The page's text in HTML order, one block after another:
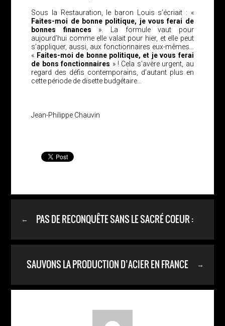
Sous la Restauration, le baron Louis s’écriait : «
Faites-moi de bonne politique, je vous ferai de
bonnes finances ». La formule vaut pour
aujourd’hui comme elle valait pour hier, et elle peut
s’appliquer, aussi, aux fonctionnaires eux-mêmes…
« Faites-moi de bonne politique, et je vous ferai
de bons fonctionnaires » ! Cela s’avère urgent, au
regard des défis contemporains, d’autant plus en
cette période de disette budgétaire…
Jean-Philippe Chauvin
← PAS DE RECONQUÊTE SANS LE SACRÉ COEUR :
→
SAUVONS LA PRODUCTION D’ACIER EN FRANCE